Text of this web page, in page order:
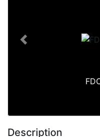
Previous
Description